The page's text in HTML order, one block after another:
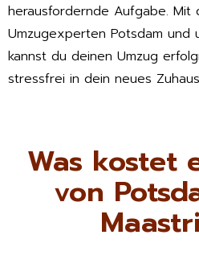
herausfordernde Aufgabe.
Umzugexperten Potsdam und
kannst du deinen Umzug
stressfrei in dein neues
Was kostet
von